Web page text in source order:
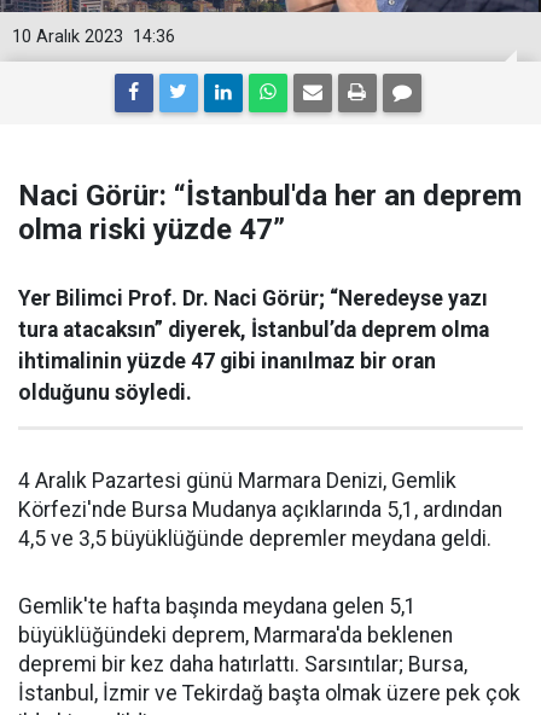
14:36
10 Aralık 2023
Naci Görür: “İstanbul'da her an deprem
olma riski yüzde 47”
Yer Bilimci Prof. Dr. Naci Görür; “Neredeyse yazı
tura atacaksın” diyerek, İstanbul’da deprem olma
ihtimalinin yüzde 47 gibi inanılmaz bir oran
olduğunu söyledi.
4 Aralık Pazartesi günü Marmara Denizi, Gemlik
Körfezi'nde Bursa Mudanya açıklarında 5,1, ardından
4,5 ve 3,5 büyüklüğünde depremler meydana geldi.
Gemlik'te hafta başında meydana gelen 5,1
büyüklüğündeki deprem, Marmara'da beklenen
depremi bir kez daha hatırlattı. Sarsıntılar; Bursa,
İstanbul, İzmir ve Tekirdağ başta olmak üzere pek çok